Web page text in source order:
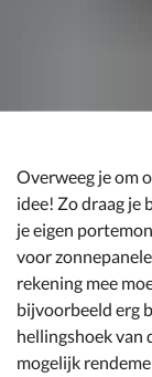
Overweeg je om
idee! Zo draag je
je eigen
voor
rekening mee
bijvoorbeeld erg
hellingshoek van
mogelijk